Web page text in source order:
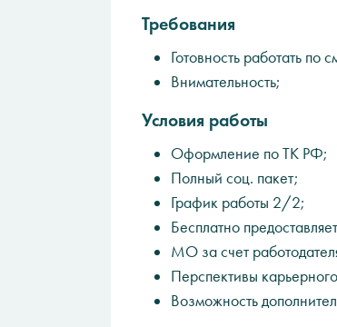
Требования
Готовность работать по
Внимательность;
Условия работы
Оформление по ТК РФ;
Полный соц. пакет;
График работы 2/2;
Бесплатно
МО за счет
Перспективы
Возможность